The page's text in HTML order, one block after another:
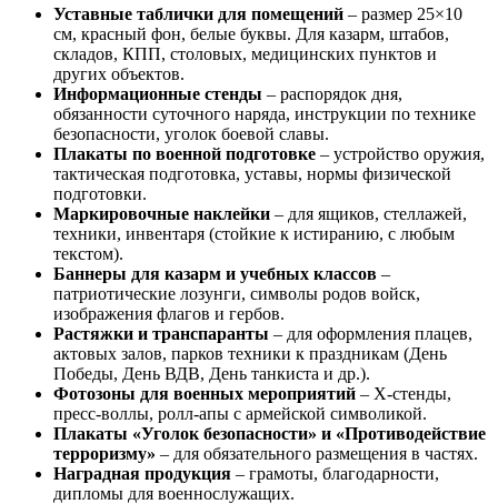
Уставные таблички для помещений – размер 25×10
см, красный фон, белые буквы. Для казарм, штабов,
складов, КПП, столовых, медицинских пунктов и
других объектов.
Информационные стенды – распорядок дня,
обязанности суточного наряда, инструкции по технике
безопасности, уголок боевой славы.
Плакаты по военной подготовке – устройство оружия,
тактическая подготовка, уставы, нормы физической
подготовки.
Маркировочные наклейки – для ящиков, стеллажей,
техники, инвентаря (стойкие к истиранию, с любым
текстом).
Баннеры для казарм и учебных классов –
патриотические лозунги, символы родов войск,
изображения флагов и гербов.
Растяжки и транспаранты – для оформления плацев,
актовых залов, парков техники к праздникам (День
Победы, День ВДВ, День танкиста и др.).
Фотозоны для военных мероприятий – Х-стенды,
пресс-воллы, ролл-апы с армейской символикой.
Плакаты «Уголок безопасности» и «Противодействие
терроризму» – для обязательного размещения в частях.
Наградная продукция – грамоты, благодарности,
дипломы для военнослужащих.